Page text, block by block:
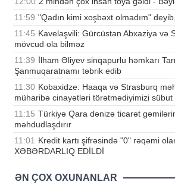
11:59 "Qadın kimi xoşbəxt olmadım"
11:45 Kavelaşvili: Gürcüstan Abxaziya və
mövcud ola bilməz
11:39 İlham Əliyev sinqapurlu həmkarı
Şanmuqaratnamı təbrik edib
11:30 Kobaxidze: Haaqa və Strasburq
müharibə cinayətləri törətmədiyimizi sübut
11:15 Türkiyə Qara dənizə ticarət
məhdudlaşdırır
11:01 Kredit kartı şifrəsində "0" rəqəmi
XƏBƏRDARLIQ EDİLDİ
ƏN ÇOX OXUNANLAR